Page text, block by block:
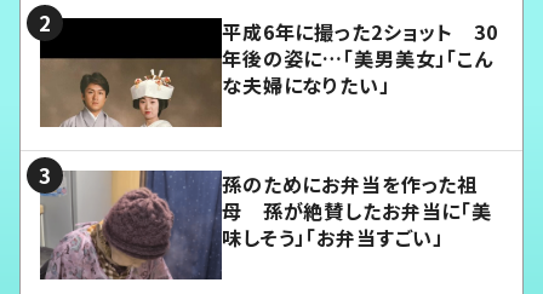
平成6年に撮った2ショット 30
年後の姿に…「美男美女」「こん
な夫婦になりたい」
孫のためにお弁当を作った祖
母 孫が絶賛したお弁当に「美
味しそう」「お弁当すごい」